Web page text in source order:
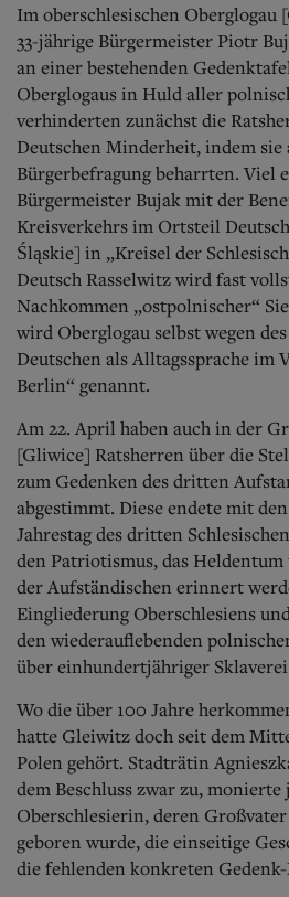
Im oberschlesischen Oberglogau
33-jährige Bürgermeister Piotr
an einer bestehenden
Oberglogaus in Huld aller
verhinderten zunächst die
Deutschen Minderheit, indem sie
Bürgerbefragung beharrten. Viel
Bürgermeister Bujak mit der
Kreisverkehrs im Ortsteil
Śląskie] in „Kreisel der
Deutsch Rasselwitz wird fast
Nachkommen „ostpolnischer“
wird Oberglogau selbst wegen
Deutschen als Alltagssprache im
Berlin“ genannt.
Am 22. April haben auch in der
[Gliwice] Ratsherren über die
zum Gedenken des dritten
abgestimmt. Diese endete mit
Jahrestag des dritten
den Patriotismus, das
der Aufständischen erinnert
Eingliederung Oberschlesiens
den wiederauflebenden
über einhundertjähriger
Wo die über 100 Jahre
hatte Gleiwitz doch seit dem
Polen gehört. Stadträtin
dem Beschluss zwar zu,
Oberschlesierin, deren
geboren wurde, die einseitige
die fehlenden konkreten